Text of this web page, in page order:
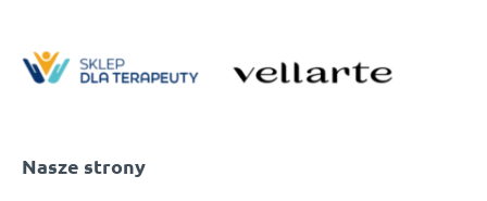
Nasze strony